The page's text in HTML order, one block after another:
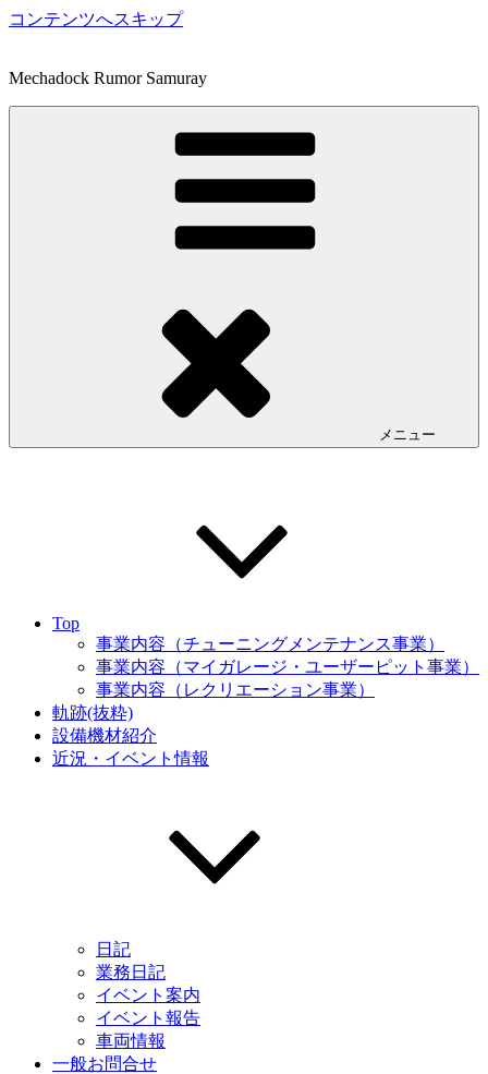
コンテンツへスキップ
Mechadock Rumor Samuray
メニュー
Top
事業内容（チューニングメンテナンス事業）
事業内容（マイガレージ・ユーザーピット事業）
事業内容（レクリエーション事業）
軌跡(抜粋)
設備機材紹介
近況・イベント情報
日記
業務日記
イベント案内
イベント報告
車両情報
一般お問合せ